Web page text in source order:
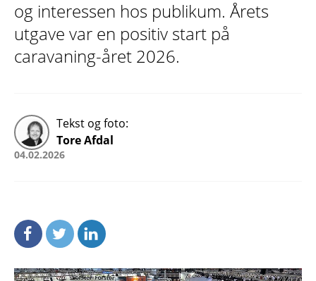
og interessen hos publikum. Årets
utgave var en positiv start på
caravaning-året 2026.
Tekst og foto:
Tore Afdal
04.02.2026